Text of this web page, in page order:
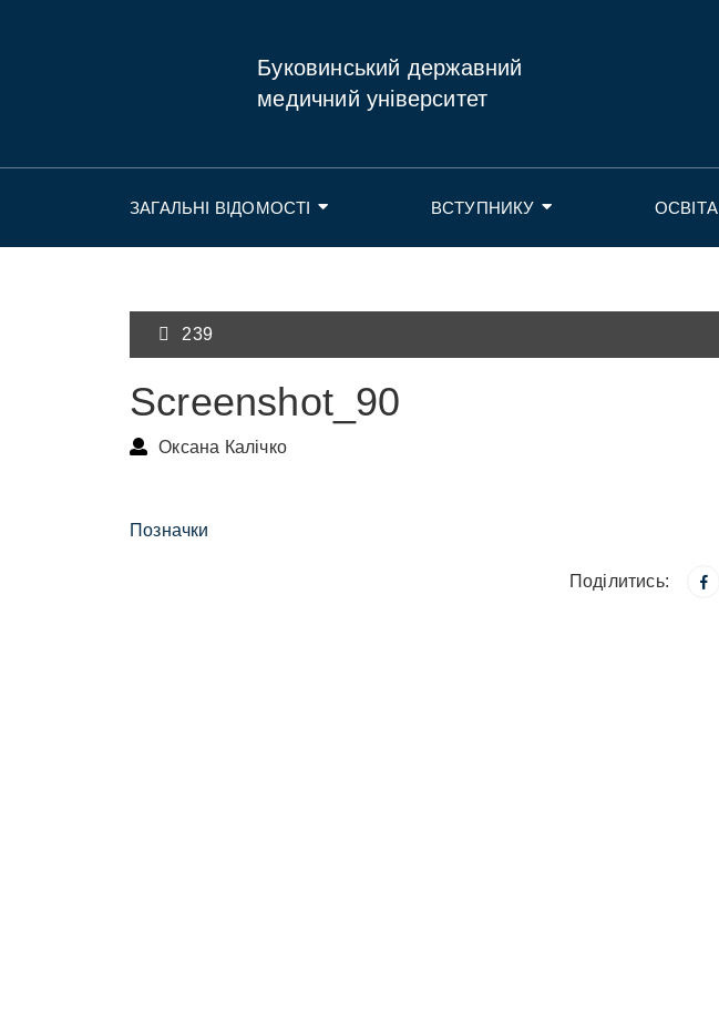
Буковинський державний
медичний університет
ЗАГАЛЬНІ ВІДОМОСТІ ВСТУПНИКУ ОСВІТА
239
Screenshot_90
Оксана Калічко
Позначки
Поділитись: